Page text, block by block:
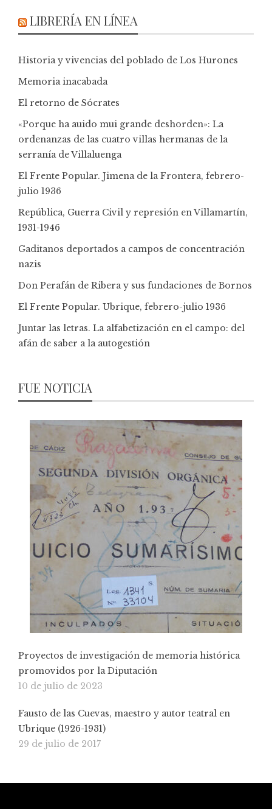
LIBRERÍA EN LÍNEA
Historia y vivencias del poblado de Los Hurones
Memoria inacabada
El retorno de Sócrates
«Porque ha auido mui grande deshorden»: La
ordenanzas de las cuatro villas hermanas de la
serranía de Villaluenga
El Frente Popular. Jimena de la Frontera, febrero-
julio 1936
República, Guerra Civil y represión en Villamartín,
1931-1946
Gaditanos deportados a campos de concentración
nazis
Don Perafán de Ribera y sus fundaciones de Bornos
El Frente Popular. Ubrique, febrero-julio 1936
Juntar las letras. La alfabetización en el campo: del
afán de saber a la autogestión
FUE NOTICIA
Proyectos de investigación de memoria histórica
promovidos por la Diputación
10 de julio de 2023
Fausto de las Cuevas, maestro y autor teatral en
Ubrique (1926-1931)
29 de julio de 2017